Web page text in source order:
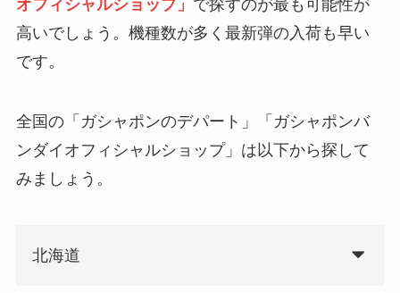
オフィシャルショップ」 で探すのが最も可能性が
高いでしょう。機種数が多く最新弾の入荷も早い
です。
全国の「ガシャポンのデパート」「ガシャポンバ
ンダイオフィシャルショップ」は以下から探して
みましょう。
北海道